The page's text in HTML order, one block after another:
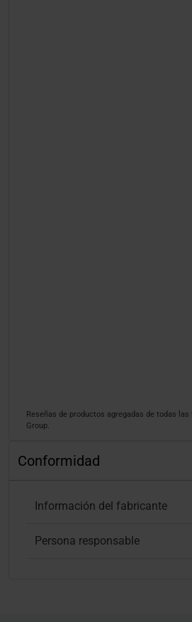
Reseñas de productos agregadas de todas
Group.
Conformidad
Información del fabricante
Persona responsable